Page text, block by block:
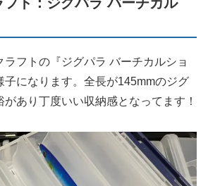
フトの『ジグパラ バーチカルショ
子になります。全長が145mmのジグ
あり丁度いい収納感となってます！